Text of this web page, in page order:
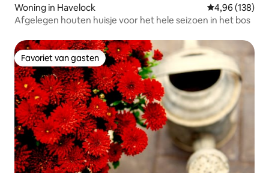
Woning in Havelock Gemiddelde
4,96 (138)
Afgelegen houten huisje voor het hele seizoen in het bos
Favoriet van gasten
Favoriet van gasten